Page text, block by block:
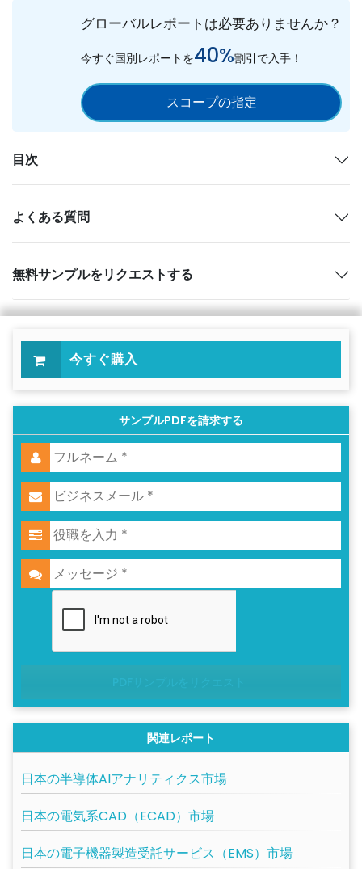
グローバルレポートは必要ありませんか？
今すぐ国別レポートを40%割引で入手！
スコープの指定
目次
よくある質問
無料サンプルをリクエストする
今すぐ購入
サンプルPDFを請求する
関連レポート
日本の半導体AIアナリティクス市場
日本の電気系CAD（ECAD）市場
日本の電子機器製造受託サービス（EMS）市場